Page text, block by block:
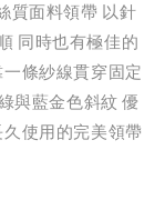
質面料領帶 以針
同時也有極佳的
條紗線貫穿固定
與藍金色斜紋 優
使用的完美領帶